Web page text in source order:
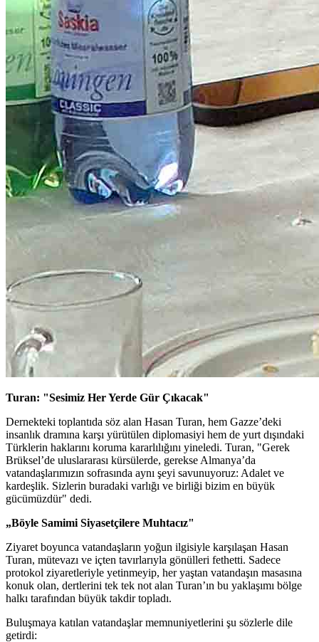
Turan: "Sesimiz Her Yerde Gür Çıkacak"
Dernekteki toplantıda söz alan Hasan Turan, hem Gazze’deki
insanlık dramına karşı yürütülen diplomasiyi hem de yurt dışındaki
Türklerin haklarını koruma kararlılığını yineledi. Turan, "Gerek
Brüksel’de uluslararası kürsülerde, gerekse Almanya’da
vatandaşlarımızın sofrasında aynı şeyi savunuyoruz: Adalet ve
kardeşlik. Sizlerin buradaki varlığı ve birliği bizim en büyük
gücümüzdür" dedi.
„Böyle Samimi Siyasetçilere Muhtacız"
Ziyaret boyunca vatandaşların yoğun ilgisiyle karşılaşan Hasan
Turan, mütevazı ve içten tavırlarıyla gönülleri fethetti. Sadece
protokol ziyaretleriyle yetinmeyip, her yaştan vatandaşın masasına
konuk olan, dertlerini tek tek not alan Turan’ın bu yaklaşımı bölge
halkı tarafından büyük takdir topladı.
Buluşmaya katılan vatandaşlar memnuniyetlerini şu sözlerle dile
getirdi: